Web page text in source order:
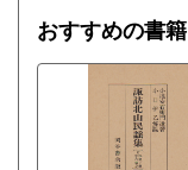
おすすめの書籍